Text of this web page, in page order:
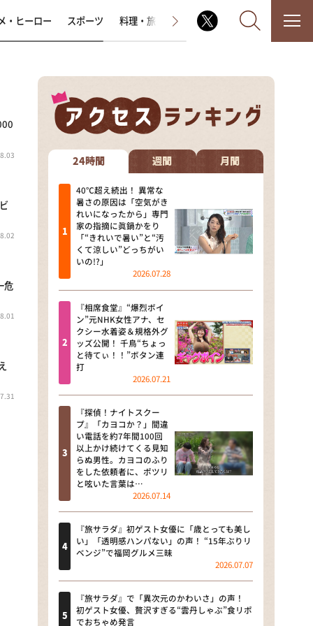
なるみ・岡村の過ぎるTV
相席食堂
これ余談なんですけど・・・
～人生密着トークバラエティ！
～ やすとものいたって真剣です
探偵！ナイトスクープ
news おかえり
河合＆A.B.C-Z塚田×福井アナ
「なんでやねん！？」（news お
かえり）
DAIGOも台所 ～きょうの献立 何
にする？～
本日はダイアンなり！シーズン２
朝だ！生です旅サラダ
教えて！ニュースライブ 正義の
ミカタ
ＬＩＦＥ～夢のカタチ～
新婚さんいらっしゃい！
ザキ山小屋本館
・ヒーロー スポーツ 料理・旅 ラジオ番組 その他
危
24時間 週間 月間
40℃超え続出！ 異常な
暑さの原因は「空気がき
れいになったから」専門
家の指摘に眞鍋かをり
「“きれいで暑い”と“汚
くて涼しい”どっちがい
いの!?」
2026.07.28
『相席食堂』“爆烈ボイ
ン”元NHK女性アナ、セ
クシー水着姿＆規格外グ
ッズ公開！ 千鳥“ちょっ
と待てぃ！！”ボタン連
打
2026.07.21
『探偵！ナイトスクー
プ』「カヨコか？」間違
い電話を約7年間100回
以上かけ続けてくる見知
らぬ男性。カヨコのふり
をした依頼者に、ポツリ
と呟いた言葉は…
2026.07.14
『旅サラダ』初ゲスト女優に「歳とっても美し
い」「透明感ハンパない」の声！ “15年ぶりリ
ベンジ”で福岡グルメ三昧
2026.07.07
『旅サラダ』で「異次元のかわいさ」の声！
初ゲスト女優、贅沢すぎる“雲丹しゃぶ”食リポ
でおちゃめ発言